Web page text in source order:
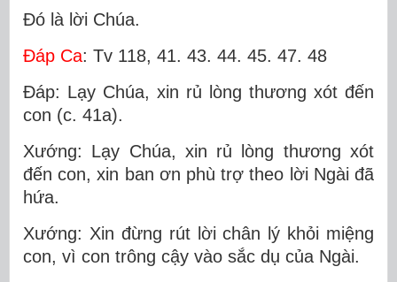
Ðó là lời Chúa.
Ðáp Ca: Tv 118, 41. 43. 44. 45. 47. 48
Ðáp: Lạy Chúa, xin rủ lòng thương xót đến
con (c. 41a).
Xướng: Lạy Chúa, xin rủ lòng thương xót
đến con, xin ban ơn phù trợ theo lời Ngài đã
hứa.
Xướng: Xin đừng rút lời chân lý khỏi miệng
con, vì con trông cậy vào sắc dụ của Ngài.